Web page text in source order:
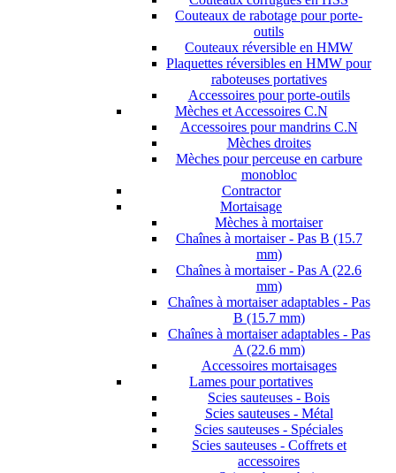
Couteaux de rabotage pour porte-
outils
Couteaux réversible en HMW
Plaquettes réversibles en HMW pour
raboteuses portatives
Accessoires pour porte-outils
Mèches et Accessoires C.N
Accessoires pour mandrins C.N
Mèches droites
Mèches pour perceuse en carbure
monobloc
Contractor
Mortaisage
Mèches à mortaiser
Chaînes à mortaiser - Pas B (15.7
mm)
Chaînes à mortaiser - Pas A (22.6
mm)
Chaînes à mortaiser adaptables - Pas
B (15.7 mm)
Chaînes à mortaiser adaptables - Pas
A (22.6 mm)
Accessoires mortaisages
Lames pour portatives
Scies sauteuses - Bois
Scies sauteuses - Métal
Scies sauteuses - Spéciales
Scies sauteuses - Coffrets et
accessoires